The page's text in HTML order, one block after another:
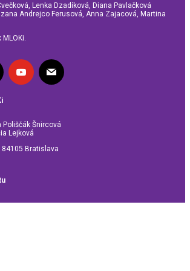
Lenka Dzadíková, Diana Pavlačková
Andrejco Ferusová, Anna Zajacová, Martina
Poliščák Šnircová
Lejková
84105 Bratislava